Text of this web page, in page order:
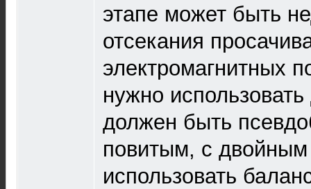
этапе может быть
отсекания
электромагнитных
нужно
должен быть
повитым, с
использовать